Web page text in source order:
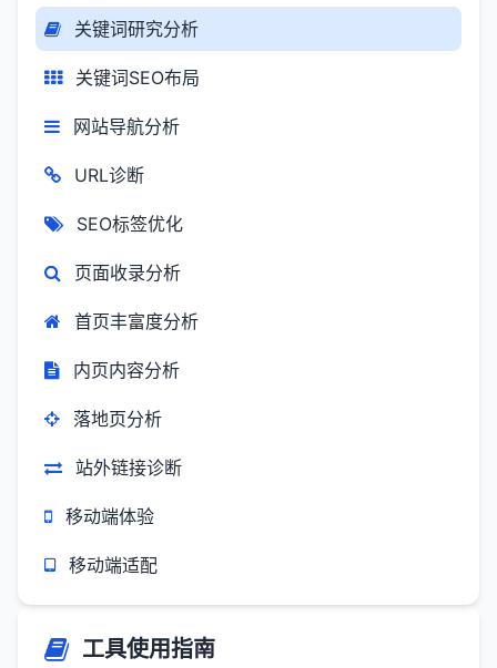
关键词研究分析
关键词SEO布局
网站导航分析
URL诊断
SEO标签优化
页面收录分析
首页丰富度分析
内页内容分析
落地页分析
站外链接诊断
移动端体验
移动端适配
工具使用指南